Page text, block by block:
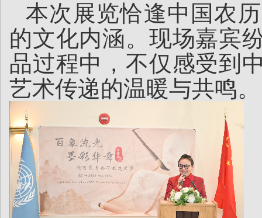
本次展览恰逢中国农
的文化内涵。现场嘉宾
品过程中，不仅感受到
艺术传递的温暖与共鸣。